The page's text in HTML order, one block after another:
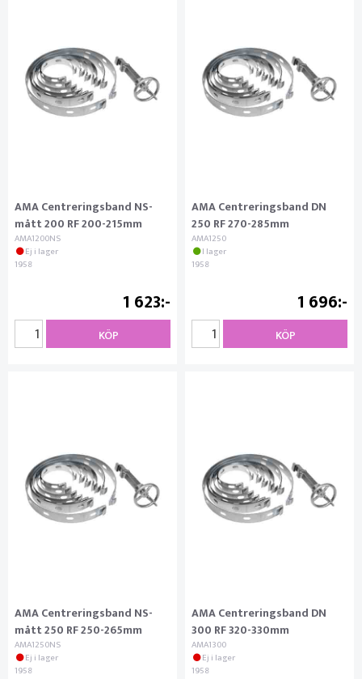
AMA Centreringsband NS-
mått 200 RF 200-215mm
AMA1200NS
Ej i lager
1958
1 623
KÖP
AMA Centreringsband DN
250 RF 270-285mm
AMA1250
I lager
1958
1 696
KÖP
AMA Centreringsband NS-
mått 250 RF 250-265mm
AMA1250NS
Ej i lager
1958
AMA Centreringsband DN
300 RF 320-330mm
AMA1300
Ej i lager
1958